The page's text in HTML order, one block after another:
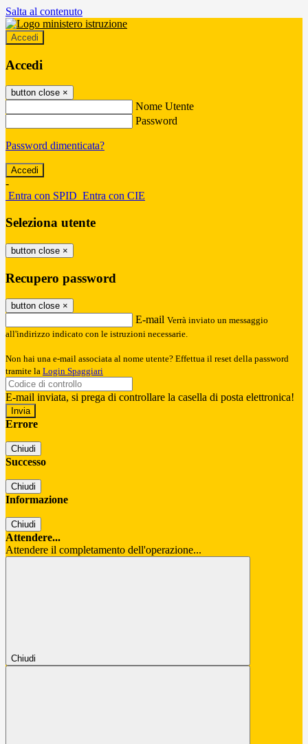
Salta al contenuto
Accedi
Accedi
button close ×
Nome Utente
Password
Password dimenticata?
-
Entra con SPID Entra con CIE
Seleziona utente
button close ×
Recupero password
button close ×
E-mail Verrà inviato un messaggio
all'indirizzo indicato con le istruzioni necessarie.
Non hai una e-mail associata al nome utente? Effettua il reset della password
tramite la Login Spaggiari
E-mail inviata, si prega di controllare la casella di posta elettronica!
Errore
Chiudi
Successo
Chiudi
Informazione
Chiudi
Attendere...
Attendere il completamento dell'operazione...
Chiudi